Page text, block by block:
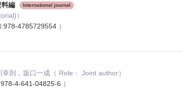
料編 International journal
）
978-4785729554 ）
則，坂口一成（ Role： Joint author）
978-4-641-04825-6 ）